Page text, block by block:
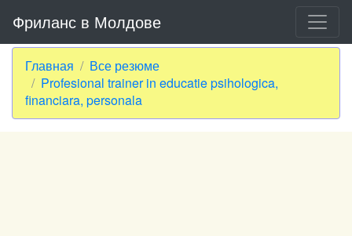
Фриланс в Молдове
Главная
Все резюме
Profesional trainer in educatie psihologica,
financiara, personala